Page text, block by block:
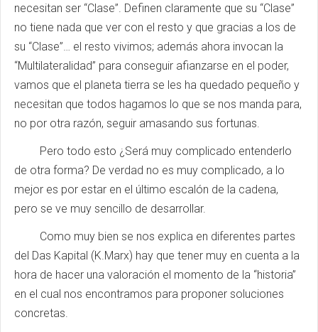
necesitan ser “Clase”. Definen claramente que su “Clase”
no tiene nada que ver con el resto y que gracias a los de
su “Clase”… el resto vivimos; además ahora invocan la
“Multilateralidad” para conseguir afianzarse en el poder,
vamos que el planeta tierra se les ha quedado pequeño y
necesitan que todos hagamos lo que se nos manda para,
no por otra razón, seguir amasando sus fortunas.
Pero todo esto ¿Será muy complicado entenderlo
de otra forma? De verdad no es muy complicado, a lo
mejor es por estar en el último escalón de la cadena,
pero se ve muy sencillo de desarrollar.
Como muy bien se nos explica en diferentes partes
del Das Kapital (K.Marx) hay que tener muy en cuenta a la
hora de hacer una valoración el momento de la “historia”
en el cual nos encontramos para proponer soluciones
concretas.